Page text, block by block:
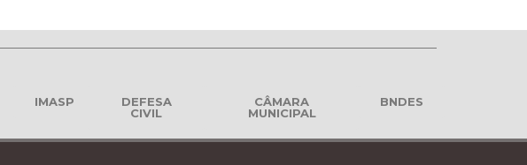
IMASP
DEFESA
CIVIL
CÂMARA
MUNICIPAL
BNDES